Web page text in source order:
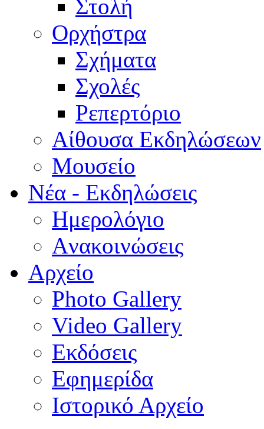
Στολή
Ορχήστρα
Σχήματα
Σχολές
Ρεπερτόριο
Aίθουσα Εκδηλώσεων
Μουσείο
Νέα - Εκδηλώσεις
Ημερολόγιο
Aνακοινώσεις
Αρχείο
Photo Gallery
Video Gallery
Εκδόσεις
Εφημερίδα
Ιστορικό Αρχείο